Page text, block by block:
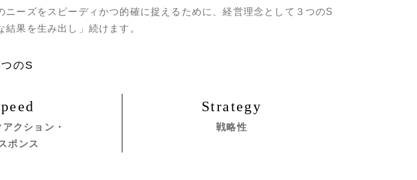
ーズをスピーディかつ的確に捉えるために、経営理念として３つのS
果を生み出し」続けます。
のS
クション・
ポンス
Strategy
戦略性